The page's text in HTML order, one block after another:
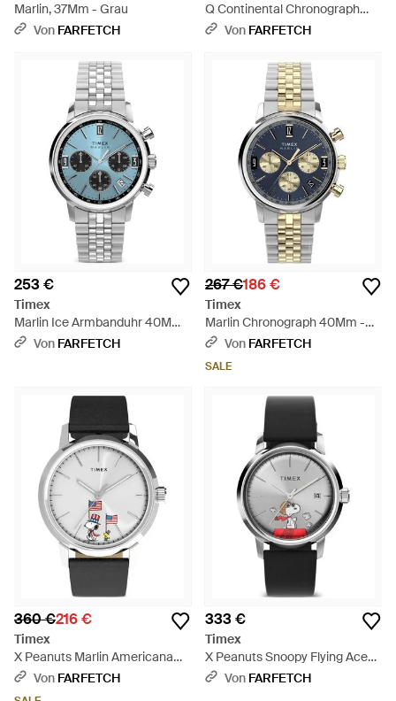
Marlin, 37Mm - Grau
Von FARFETCH
Q Continental Chronograph
40Mm - Grau
Von FARFETCH
253 €
Timex
Marlin Ice Armbanduhr 40Mm -
GrauVon FARFETCH
267 €186 €
Timex
Marlin Chronograph 40Mm -
Mettallic
Von FARFETCH
SALE
360 €216 €
Timex
X Peanuts Marlin Americana
Armbanduhr 40Mm - Grau
Von FARFETCH
333 €
Timex
X Peanuts Snoopy Flying Ace
Armbanduhr 40Mm - Grau
Von FARFETCH